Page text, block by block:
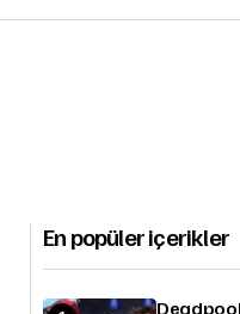
En popüler içerikler